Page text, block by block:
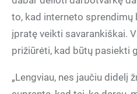
to, kad interneto
įpratę veikti savarankiškai.
prižiūrėti, kad būtų pasiekti
„Lengviau, nes jaučiu didelį